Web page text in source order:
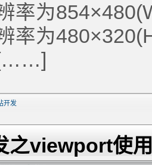
率为
率为
[……]
开发
之viewport使